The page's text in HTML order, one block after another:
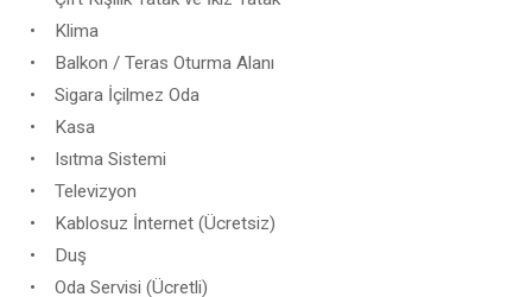
• Klima
• Balkon / Teras Oturma Alanı
• Sigara İçilmez Oda
• Kasa
• Isıtma Sistemi
• Televizyon
• Kablosuz İnternet (Ücretsiz)
• Duş
• Oda Servisi (Ücretli)